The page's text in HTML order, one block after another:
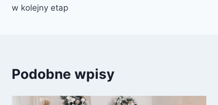
w kolejny etap
Podobne wpisy